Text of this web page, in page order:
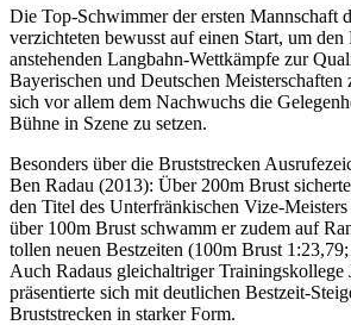
Die Top-Schwimmer der ersten Mannschaft
verzichteten bewusst auf einen Start, um den
anstehenden Langbahn-Wettkämpfe zur
Bayerischen und Deutschen Meisterschaften
sich vor allem dem Nachwuchs die
Bühne in Szene zu setzen.
Besonders über die Bruststrecken
Ben Radau (2013): Über 200m Brust
den Titel des Unterfränkischen Vize-
über 100m Brust schwamm er zudem auf
tollen neuen Bestzeiten (100m Brust
Auch Radaus gleichaltriger Trainingskollege
präsentierte sich mit deutlichen Bestzeit-
Bruststrecken in starker Form.